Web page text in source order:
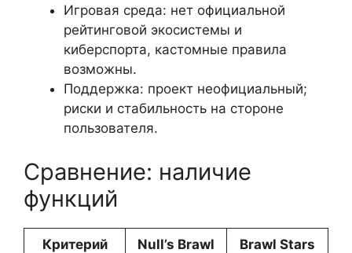
Игровая среда: нет официальной
рейтинговой экосистемы и
киберспорта, кастомные правила
возможны.
Поддержка: проект неофициальный;
риски и стабильность на стороне
пользователя.
Сравнение: наличие
функций
Критерий Null’s Brawl Brawl Stars